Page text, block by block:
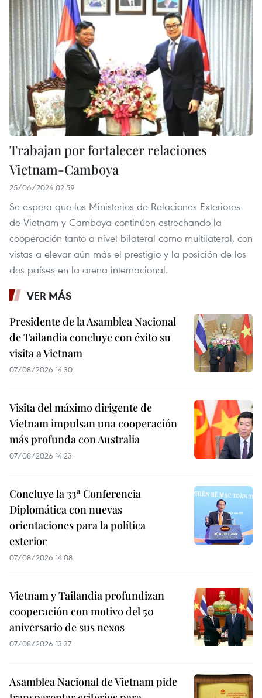
Trabajan por fortalecer relaciones
Vietnam-Camboya
25/06/2024 02:59
Se espera que los Ministerios de Relaciones Exteriores
de Vietnam y Camboya continúen estrechando la
cooperación tanto a nivel bilateral como multilateral, con
vistas a elevar aún más el prestigio y la posición de los
dos países en la arena internacional.
VER MÁS
Presidente de la Asamblea Nacional
de Tailandia concluye con éxito su
visita a Vietnam
07/08/2026 14:30
Visita del máximo dirigente de
Vietnam impulsan una cooperación
más profunda con Australia
07/08/2026 14:23
Concluye la 33ª Conferencia
Diplomática con nuevas
orientaciones para la política
exterior
07/08/2026 14:08
Vietnam y Tailandia profundizan
cooperación con motivo del 50
aniversario de sus nexos
07/08/2026 13:37
Asamblea Nacional de Vietnam pide